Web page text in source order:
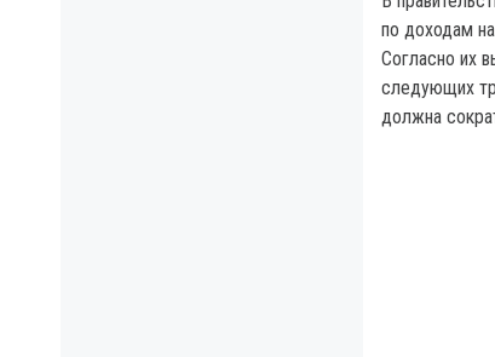
по доходам
Согласно их
следующих
должна